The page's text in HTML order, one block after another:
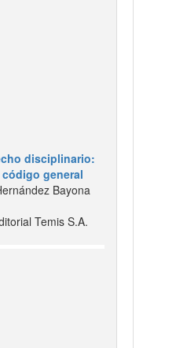
disciplinario:
general
Bayona
Temis S.A.